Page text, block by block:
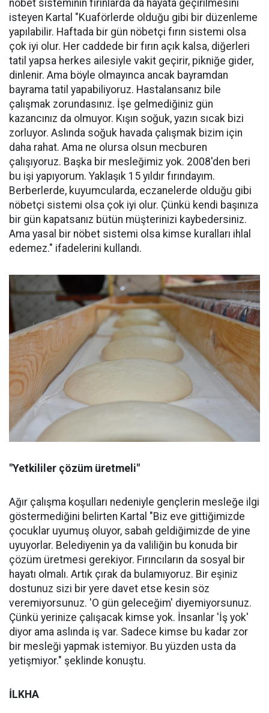
nöbet sisteminin fırınlarda da hayata geçirilmesini
isteyen Kartal "Kuaförlerde olduğu gibi bir düzenleme
yapılabilir. Haftada bir gün nöbetçi fırın sistemi olsa
çok iyi olur. Her caddede bir fırın açık kalsa, diğerleri
tatil yapsa herkes ailesiyle vakit geçirir, pikniğe gider,
dinlenir. Ama böyle olmayınca ancak bayramdan
bayrama tatil yapabiliyoruz. Hastalansanız bile
çalışmak zorundasınız. İşe gelmediğiniz gün
kazancınız da olmuyor. Kışın soğuk, yazın sıcak bizi
zorluyor. Aslında soğuk havada çalışmak bizim için
daha rahat. Ama ne olursa olsun mecburen
çalışıyoruz. Başka bir mesleğimiz yok. 2008'den beri
bu işi yapıyorum. Yaklaşık 15 yıldır fırındayım.
Berberlerde, kuyumcularda, eczanelerde olduğu gibi
nöbetçi sistemi olsa çok iyi olur. Çünkü kendi başınıza
bir gün kapatsanız bütün müşterinizi kaybedersiniz.
Ama yasal bir nöbet sistemi olsa kimse kuralları ihlal
edemez." ifadelerini kullandı.
"Yetkililer çözüm üretmeli"
Ağır çalışma koşulları nedeniyle gençlerin mesleğe ilgi
göstermediğini belirten Kartal "Biz eve gittiğimizde
çocuklar uyumuş oluyor, sabah geldiğimizde de yine
uyuyorlar. Belediyenin ya da valiliğin bu konuda bir
çözüm üretmesi gerekiyor. Fırıncıların da sosyal bir
hayatı olmalı. Artık çırak da bulamıyoruz. Bir eşiniz
dostunuz sizi bir yere davet etse kesin söz
veremiyorsunuz. 'O gün geleceğim' diyemiyorsunuz.
Çünkü yerinize çalışacak kimse yok. İnsanlar 'İş yok'
diyor ama aslında iş var. Sadece kimse bu kadar zor
bir mesleği yapmak istemiyor. Bu yüzden usta da
yetişmiyor." şeklinde konuştu.
İLKHA